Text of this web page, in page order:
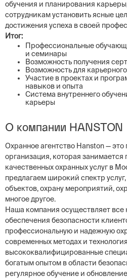
обучения и планирования
сотрудникам установить ясные
достижения успеха в своей
Итог:
Профессиональные
и семинары
Возможность получения
Возможность для
Участие в проектах и
навыков и опыта
Система внутреннего
карьеры
О компании HANSTON
Охранное агентство Hanston —
организация, которая
качественных охранных услуг в
предлагаем широкий спектр
объектов, охрану мероприятий,
многое другое.
Наша компания осуществляет
обеспечения безопасности
профессиональную и надежную
современных методах и
высококвалифицированные
богатым опытом в области
регулярное обучение и